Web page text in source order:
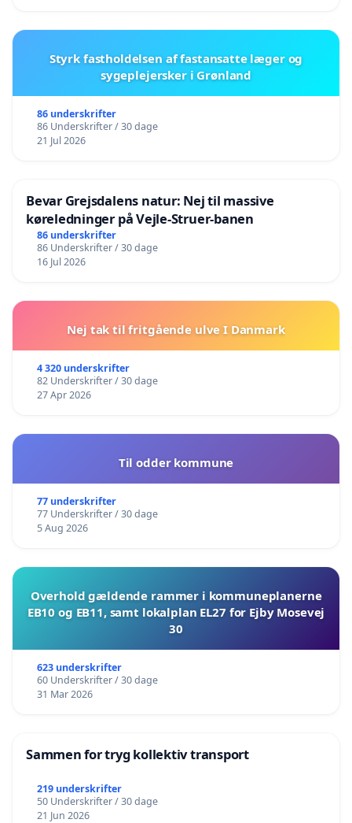
Styrk fastholdelsen af fastansatte læger og
sygeplejersker i Grønland
86 underskrifter
86 Underskrifter / 30 dage
21 Jul 2026
Bevar Grejsdalens natur: Nej til massive
køreledninger på Vejle-Struer-banen
86 underskrifter
86 Underskrifter / 30 dage
16 Jul 2026
Nej tak til fritgående ulve I Danmark
4 320 underskrifter
82 Underskrifter / 30 dage
27 Apr 2026
Til odder kommune
77 underskrifter
77 Underskrifter / 30 dage
5 Aug 2026
Overhold gældende rammer i kommuneplanerne
EB10 og EB11, samt lokalplan EL27 for Ejby Mosevej
30
623 underskrifter
60 Underskrifter / 30 dage
31 Mar 2026
Sammen for tryg kollektiv transport
219 underskrifter
50 Underskrifter / 30 dage
21 Jun 2026